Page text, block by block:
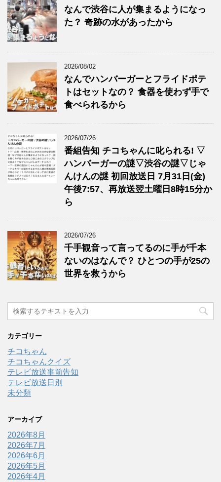
なんで渋谷に人が集まるようになっ
た？ 奇跡の水があったから
2026/08/02
なんでハンバーガーとフライドポテ
トはセットなの？ 食器を使わず手で
食べられるから
2026/07/26
番組告知 チコちゃんに叱られる! ▽
ハンバーガーの謎▽渋谷の謎▽じゃ
んけんの謎 初回放送日 7月31日(金)
午後7:57、再放送翌土曜日8時15分か
ら
2026/07/26
千手観音って言ってるのに手が千本
ないのはなんで？ ひとつの手が25の
世界を救うから
カテゴリー
チコちゃん
チコちゃんクイズ
テレビ放送事前告知
テレビ放送日別
未分類
アーカイブ
2026年8月
2026年7月
2026年6月
2026年5月
2026年4月